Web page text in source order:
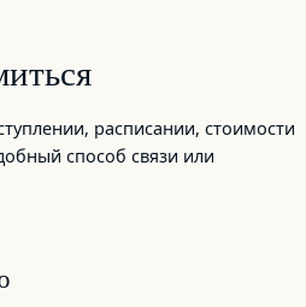
расписании, стоимости
способ связи или